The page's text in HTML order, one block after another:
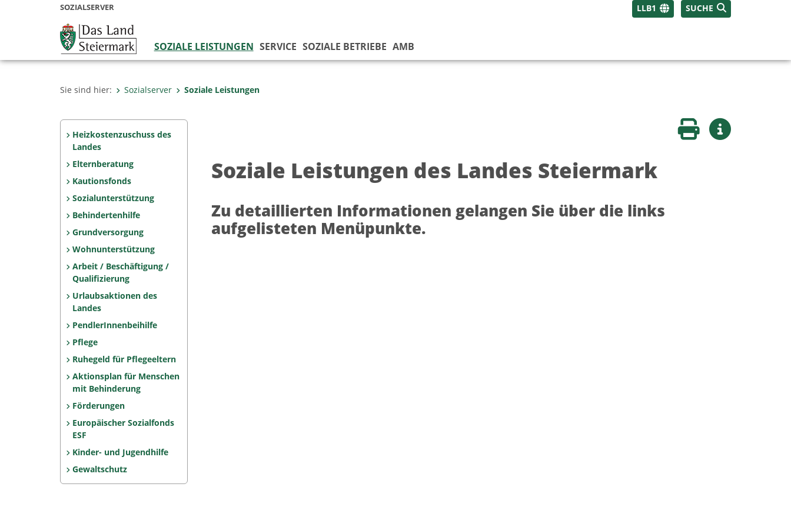
SOZIALSERVER SUCHE
LLB1
SOZIALE LEISTUNGEN SERVICE SOZIALE BETRIEBE AMB
Sie sind hier: Sozialserver Soziale Leistungen
Heizkostenzuschuss des
Landes
Elternberatung
Kautionsfonds
Sozialunterstützung
Behindertenhilfe
Grundversorgung
Wohnunterstützung
Arbeit / Beschäftigung /
Qualifizierung
Urlaubsaktionen des
Landes
PendlerInnenbeihilfe
Pflege
Ruhegeld für Pflegeeltern
Aktionsplan für Menschen
mit Behinderung
Förderungen
Europäischer Sozialfonds
ESF
Kinder- und Jugendhilfe
Gewaltschutz
Seite druckenWeitere Infos
Soziale Leistungen des Landes Steiermark
Zu detaillierten Informationen gelangen Sie über die links
aufgelisteten Menüpunkte.